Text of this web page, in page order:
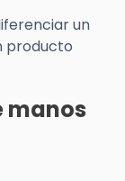
un
producto
manos